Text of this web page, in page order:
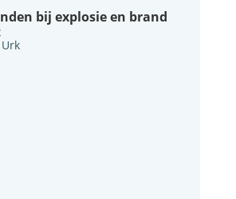
bij explosie en brand
Urk